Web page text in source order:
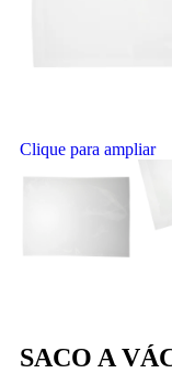
Clique para ampliar
SACO A